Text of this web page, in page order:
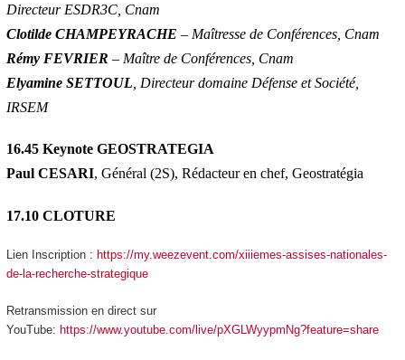
Directeur ESDR3C, Cnam
Clotilde CHAMPEYRACHE – Maîtresse de Conférences, Cnam
Rémy FEVRIER – Maître de Conférences, Cnam
Elyamine SETTOUL , Directeur domaine Défense et Société,
IRSEM
16.45 Keynote GEOSTRATEGIA
Paul CESARI, Général (2S), Rédacteur en chef, Geostratégia
17.10 CLOTURE
Lien Inscription : https://my.weezevent.com/xiiiemes-assises-nationales-
de-la-recherche-strategique
Retransmission en direct sur
YouTube: https://www.youtube.com/live/pXGLWyypmNg?feature=share